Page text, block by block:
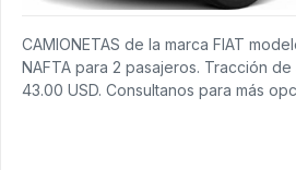
CAMIONETAS de la marca FIAT
NAFTA para 2 pasajeros. Tracción
43.00 USD. Consultanos para más